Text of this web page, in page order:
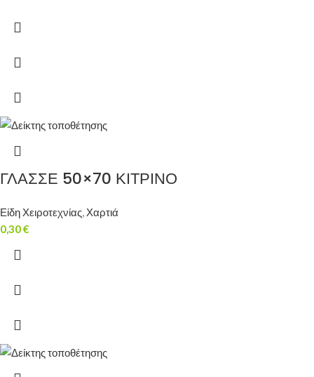
ΓΛΑΣΣΕ 50×70 ΚΙΤΡΙΝΟ
Είδη Χειροτεχνίας, Χαρτιά
0,30€